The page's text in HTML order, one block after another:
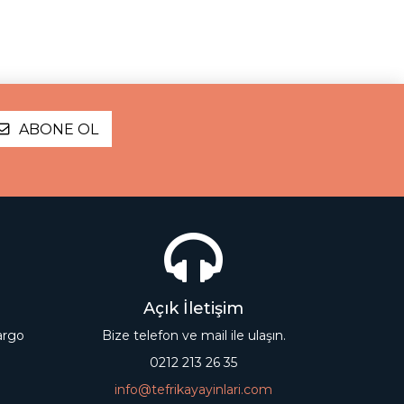
ABONE OL
Açık İletişim
Bize telefon ve mail ile ulaşın.
0212 213 26 35
info@tefrikayayinlari.com